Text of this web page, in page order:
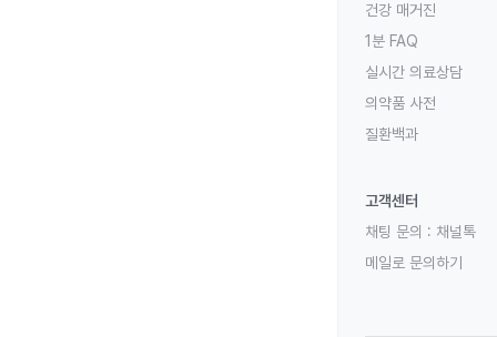
건강 매거진
1분 FAQ
실시간 의료상담
의약품 사전
질환백과
고객센터
채팅 문의 : 채널톡
메일로 문의하기